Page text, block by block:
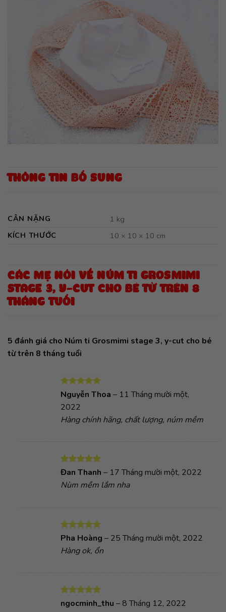
THÔNG TIN BỔ SUNG
CÂN NẶNG
1 kg
KÍCH THƯỚC
10 × 10 × 10 cm
CÁC MẸ NÓI VỀ NÚM TI GROSMIMI
STAGE 3, Y-CUT CHO BÉ TỪ TRÊN 8
THÁNG TUỔI
5 đánh giá cho Núm ti Grosmimi stage 3, y-cut cho bé
từ trên 8 tháng tuổi
Được xếp
hạng
sao
Nguyễn Thoa – 11 Tháng mười một,
2022
Hàng chính hãng, chất lượng, núm mềm
Được xếp
sao
Đan Thanh – 17 Tháng mười một, 2022
Nùm mềm lắm nha
Được xếp
sao
Pha Hoàng – 25 Tháng mười một, 2022
Hàng ok, ổn
Được xếp
hạng
ngocminh_thu – 8 Tháng 12, 2022